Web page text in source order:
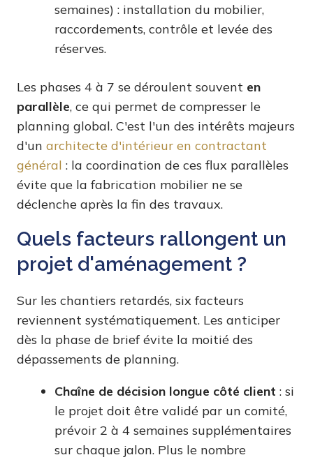
semaines) : installation du mobilier,
raccordements, contrôle et levée des
réserves.
Les phases 4 à 7 se déroulent souvent en
parallèle, ce qui permet de compresser le
planning global. C'est l'un des intérêts majeurs
d'un architecte d'intérieur en contractant
général : la coordination de ces flux parallèles
évite que la fabrication mobilier ne se
déclenche après la fin des travaux.
Quels facteurs rallongent un
projet d'aménagement ?
Sur les chantiers retardés, six facteurs
reviennent systématiquement. Les anticiper
dès la phase de brief évite la moitié des
dépassements de planning.
Chaîne de décision longue côté client : si
le projet doit être validé par un comité,
prévoir 2 à 4 semaines supplémentaires
sur chaque jalon. Plus le nombre